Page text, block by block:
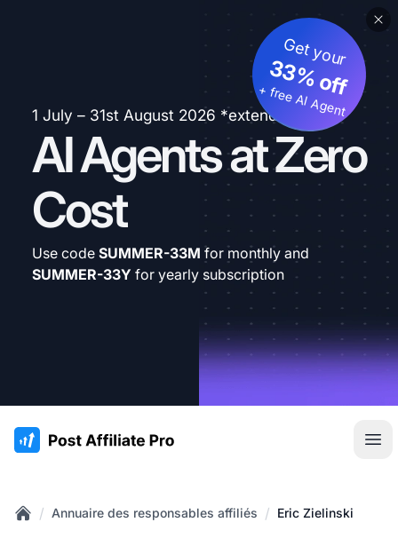
1 July – 31st August 2026 *extended
AI Agents at Zero
Cost
Get your
33% off
+ free AI Agent
Use code SUMMER-33M for monthly and
SUMMER-33Y for yearly subscription
:site.title
/ Annuaire des responsables affiliés / Eric Zielinski